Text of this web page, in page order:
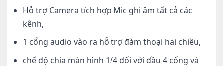
Hỗ trợ Camera tích hợp Mic ghi âm tất cả các
kênh,
1 cổng audio vào ra hỗ trợ đàm thoại hai chiều,
chế độ chia màn hình 1/4 đối với đầu 4 cổng và